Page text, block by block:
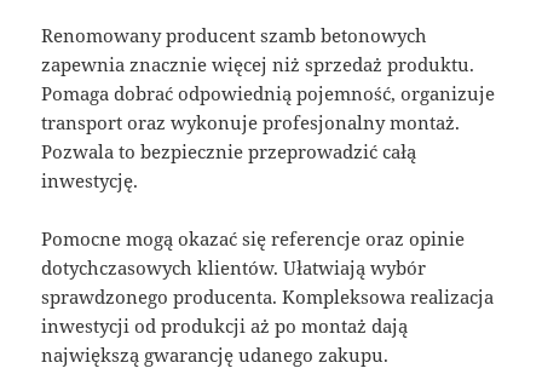
Renomowany producent szamb betonowych
zapewnia znacznie więcej niż sprzedaż produktu.
Pomaga dobrać odpowiednią pojemność, organizuje
transport oraz wykonuje profesjonalny montaż.
Pozwala to bezpiecznie przeprowadzić całą
inwestycję.
Pomocne mogą okazać się referencje oraz opinie
dotychczasowych klientów. Ułatwiają wybór
sprawdzonego producenta. Kompleksowa realizacja
inwestycji od produkcji aż po montaż dają
największą gwarancję udanego zakupu.